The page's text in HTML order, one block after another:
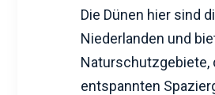
Die Dünen hier sind
Niederlanden und
Naturschutzgebiete,
entspannten